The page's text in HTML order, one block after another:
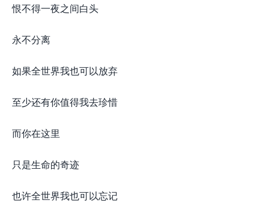
恨不得一夜之间白头
永不分离
如果全世界我也可以放弃
至少还有你值得我去珍惜
而你在这里
只是生命的奇迹
也许全世界我也可以忘记